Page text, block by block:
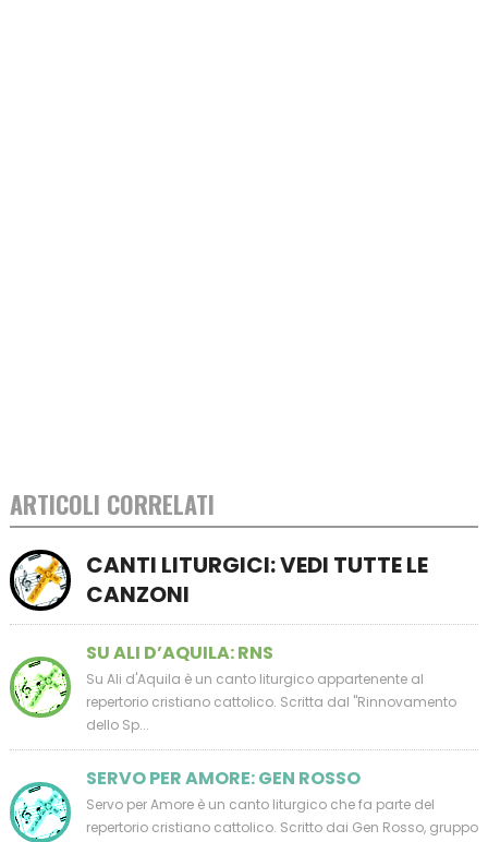
ARTICOLI CORRELATI
CANTI LITURGICI: VEDI TUTTE LE
CANZONI
SU ALI D’AQUILA: RNS
Su Ali d'Aquila è un canto liturgico appartenente al
repertorio cristiano cattolico. Scritta dal "Rinnovamento
dello Sp...
SERVO PER AMORE: GEN ROSSO
Servo per Amore è un canto liturgico che fa parte del
repertorio cristiano cattolico. Scritto dai Gen Rosso, gruppo